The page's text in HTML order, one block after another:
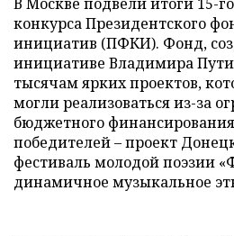
конкурса Президентского
инициатив (ПФКИ). Фонд,
инициативе Владимира
тысячам ярких проектов,
могли реализоваться из-за
бюджетного
победителей – проект
фестиваль молодой поэзии
динамичное музыкальное